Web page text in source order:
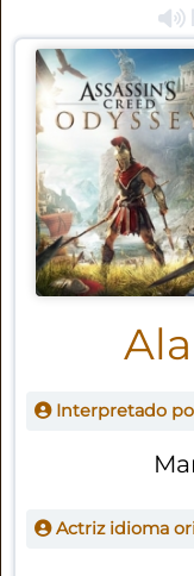
Interpretado
Actriz idioma